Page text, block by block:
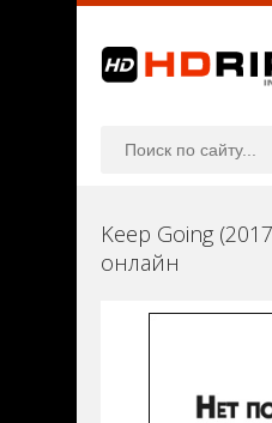
Keep Going
онлайн